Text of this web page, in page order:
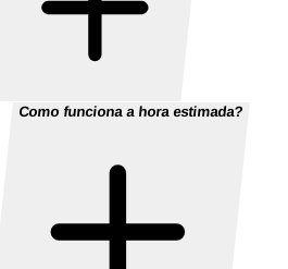
Como funciona a hora estimada?